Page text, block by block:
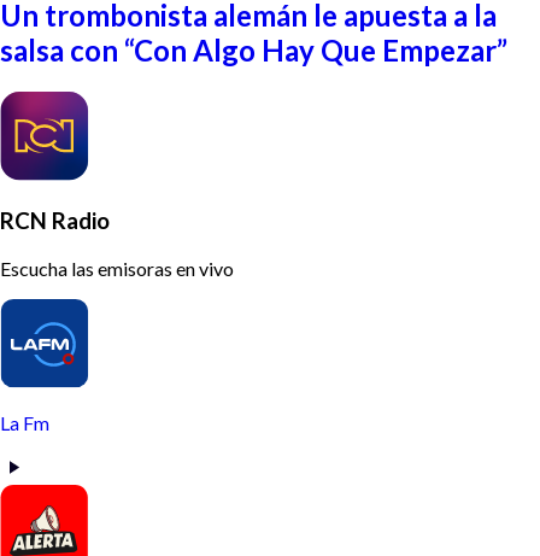
Un trombonista alemán le apuesta a la
salsa con “Con Algo Hay Que Empezar”
RCN Radio
Escucha las emisoras en vivo
La Fm